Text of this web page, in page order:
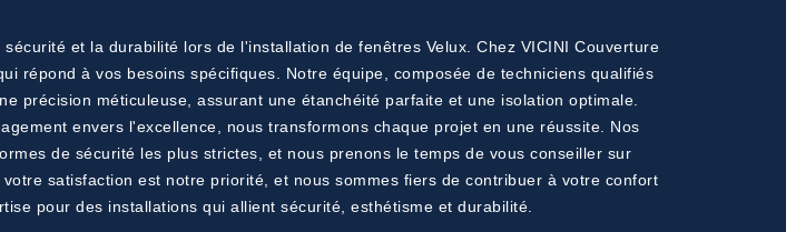
et la durabilité lors de l'installation de fenêtres Velux. Chez VICINI Couverture
répond à vos besoins spécifiques. Notre équipe, composée de techniciens qualifiés
précision méticuleuse, assurant une étanchéité parfaite et une isolation optimale.
envers l'excellence, nous transformons chaque projet en une réussite. Nos
de sécurité les plus strictes, et nous prenons le temps de vous conseiller sur
satisfaction est notre priorité, et nous sommes fiers de contribuer à votre confort
pour des installations qui allient sécurité, esthétisme et durabilité.